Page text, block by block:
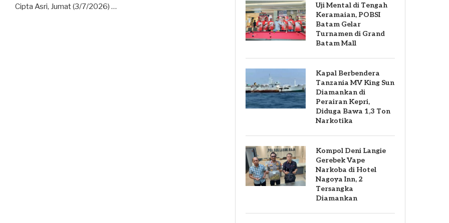
Cipta Asri, Jumat (3/7/2026) …
Uji Mental di Tengah
Keramaian, POBSI
Batam Gelar
Turnamen di Grand
Batam Mall
Kapal Berbendera
Tanzania MV King Sun
Diamankan di
Perairan Kepri,
Diduga Bawa 1,3 Ton
Narkotika
Kompol Deni Langie
Gerebek Vape
Narkoba di Hotel
Nagoya Inn, 2
Tersangka
Diamankan